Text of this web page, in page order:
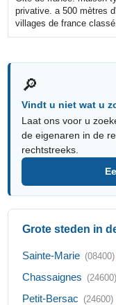
privative. a 500 mètres
villages de france
🔎
Vindt u niet wat u
Laat ons voor u
de eigenaren in de
rechtstreeks.
Grote steden in
Sainte-Marie (08400)
Chassaignes (24600)
Petit-Bersac (24600)